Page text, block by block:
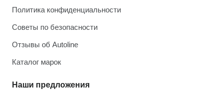
Политика конфиденциальности
Советы по безопасности
Отзывы об Autoline
Каталог марок
Наши предложения